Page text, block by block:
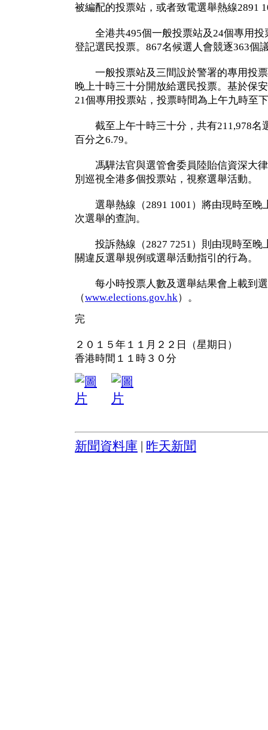
被編配的投票站，或者致電選舉熱線2891
全港共495個一般投票站及24個專用投
登記選民投票。867名候選人會競逐363個
一般投票站及三間設於警署的專用投票
晚上十時三十分開放給選民投票。基於保
21個專用投票站，投票時間為上午九時至
截至上午十時三十分，共有211,978名
百分之6.79。
馮驊法官與選管會委員陸貽信資深大律
別巡視全港多個投票站，視察選舉活動。
選舉熱線（2891 1001）將由現時至晚
次選舉的查詢。
投訴熱線（2827 7251）則由現時至晚
關違反選舉規例或選舉活動指引的行為。
每小時投票人數及選舉結果會上載到
（www.elections.gov.hk）。
完
２０１５年１１月２２日（星期日）
香港時間１１時３０分
新聞資料庫 昨天新聞